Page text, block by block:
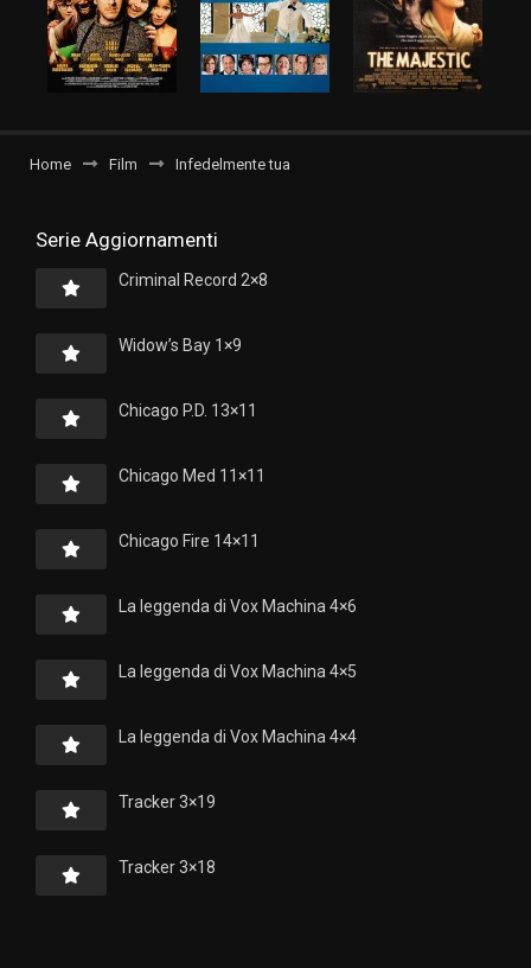
Home Film Infedelmente tua
Serie Aggiornamenti
Criminal Record 2×8
Widow’s Bay 1×9
Chicago P.D. 13×11
Chicago Med 11×11
Chicago Fire 14×11
La leggenda di Vox Machina 4×6
La leggenda di Vox Machina 4×5
La leggenda di Vox Machina 4×4
Tracker 3×19
Tracker 3×18